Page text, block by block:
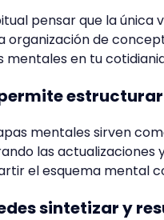
pensar que la
organización de
mentales en tu
permite
mentales sirven
las actualizaciones
el esquema mental
sintetizar y